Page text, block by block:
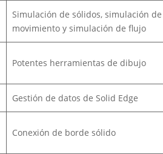
Simulación de sólidos, simulación de
movimiento y simulación de flujo
Potentes herramientas de dibujo
Gestión de datos de Solid Edge
Conexión de borde sólido